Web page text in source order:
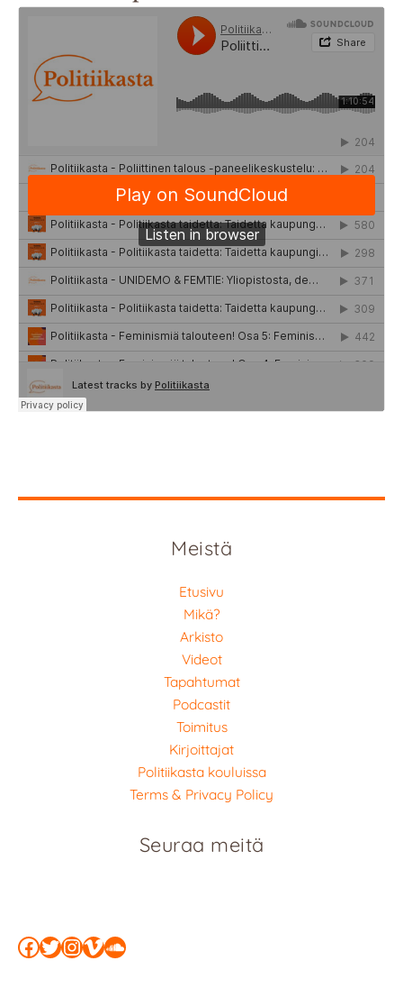
Meistä
Etusivu
Mikä?
Arkisto
Videot
Tapahtumat
Podcastit
Toimitus
Kirjoittajat
Politiikasta kouluissa
Terms & Privacy Policy
Seuraa meitä
Facebook
Twitter
Instagram
Vimeo
SoundCloud